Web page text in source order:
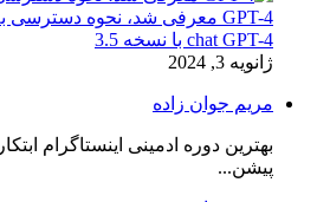
chat GPT-4 با نسخه 3.5
ژانویه 3, 2024
مریم جوان زاده
بهترین دوره ادمینی اینستاگرام
پیشن...